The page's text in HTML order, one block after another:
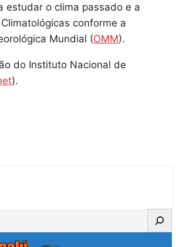
estudar o clima passado e a
conforme a
Mundial (OMM).
do Instituto Nacional de
).